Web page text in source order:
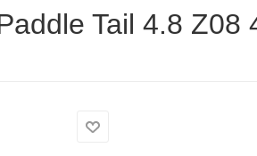
Tail 4.8 Z08